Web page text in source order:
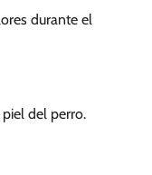
durante el
del perro.